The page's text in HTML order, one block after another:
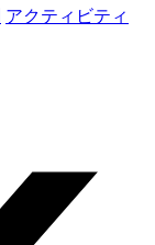
アクティビティ